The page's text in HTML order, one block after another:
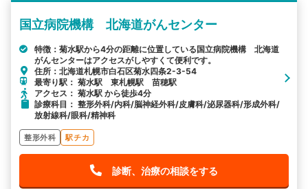
国立病院機構 北海道がんセンター
特徴：菊水駅から4分の距離に位置している国立病院機構 北海道
がんセンターはアクセスがしやすくて便利です。
住所：北海道札幌市白石区菊水四条2-3-54
最寄り駅： 菊水駅 東札幌駅 苗穂駅
アクセス： 菊水駅 から徒歩4分
診療科目： 整形外科/内科/脳神経外科/皮膚科/泌尿器科/形成外科/
放射線科/眼科/精神科
整形外科 駅チカ
診断、治療の相談をする